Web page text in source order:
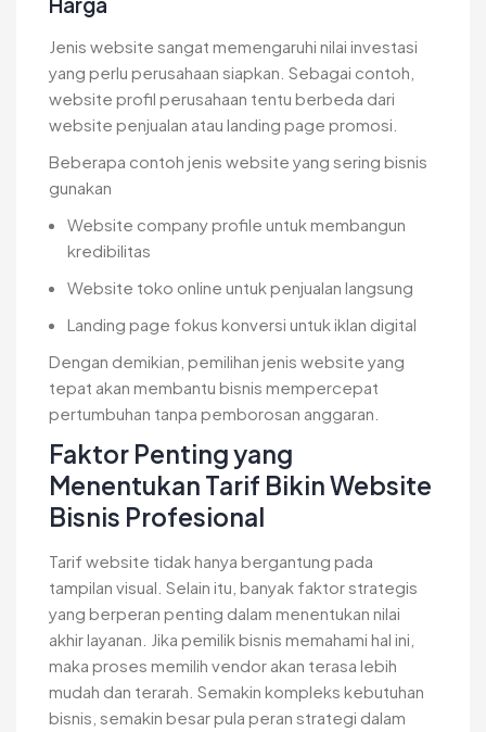
Jenis website sangat memengaruhi nilai investasi
yang perlu perusahaan siapkan. Sebagai contoh,
website profil perusahaan tentu berbeda dari
website penjualan atau landing page promosi.
Beberapa contoh jenis website yang sering bisnis
gunakan
Website company profile untuk membangun
kredibilitas
Website toko online untuk penjualan langsung
Landing page fokus konversi untuk iklan digital
Dengan demikian, pemilihan jenis website yang
tepat akan membantu bisnis mempercepat
pertumbuhan tanpa pemborosan anggaran.
Faktor Penting yang
Menentukan Tarif Bikin Website
Bisnis Profesional
Tarif website tidak hanya bergantung pada
tampilan visual. Selain itu, banyak faktor strategis
yang berperan penting dalam menentukan nilai
akhir layanan. Jika pemilik bisnis memahami hal ini,
maka proses memilih vendor akan terasa lebih
mudah dan terarah. Semakin kompleks kebutuhan
bisnis, semakin besar pula peran strategi dalam